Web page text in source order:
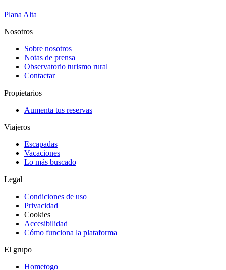
Plana Alta
Nosotros
Sobre nosotros
Notas de prensa
Observatorio turismo rural
Contactar
Propietarios
Aumenta tus reservas
Viajeros
Escapadas
Vacaciones
Lo más buscado
Legal
Condiciones de uso
Privacidad
Cookies
Accesibilidad
Cómo funciona la plataforma
El grupo
Hometogo